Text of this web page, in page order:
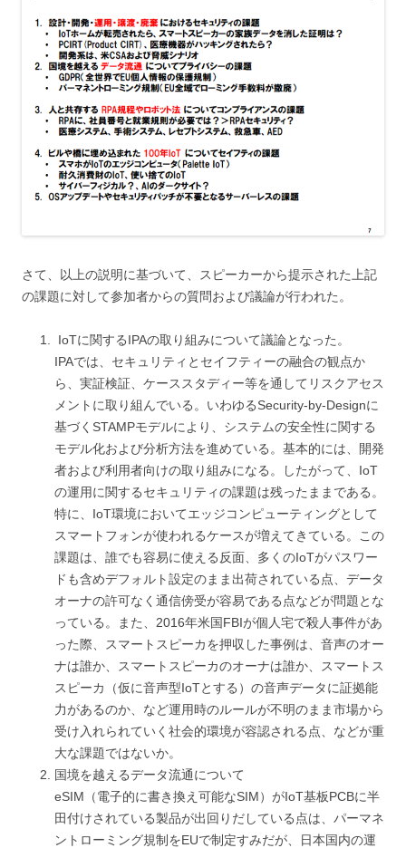
さて、以上の説明に基づいて、スピーカーから提示された上記
の課題に対して参加者からの質問および議論が行われた。
IoTに関するIPAの取り組みについて議論となった。
IPAでは、セキュリティとセイフティーの融合の観点か
ら、実証検証、ケーススタディー等を通してリスクアセス
メントに取り組んでいる。いわゆるSecurity-by-Designに
基づくSTAMPモデルにより、システムの安全性に関する
モデル化および分析方法を進めている。基本的には、開発
者および利用者向けの取り組みになる。したがって、IoT
の運用に関するセキュリティの課題は残ったままである。
特に、IoT環境においてエッジコンピューティングとして
スマートフォンが使われるケースが増えてきている。この
課題は、誰でも容易に使える反面、多くのIoTがパスワー
ドも含めデフォルト設定のまま出荷されている点、データ
オーナの許可なく通信傍受が容易である点などが問題とな
っている。また、2016年米国FBIが個人宅で殺人事件があ
った際、スマートスピーカを押収した事例は、音声のオー
ナは誰か、スマートスピーカのオーナは誰か、スマートス
スピーカ（仮に音声型IoTとする）の音声データに証拠能
力があるのか、など運用時のルールが不明のまま市場から
受け入れられていく社会的環境が容認される点、などが重
大な課題ではないか。
国境を越えるデータ流通について
eSIM（電子的に書き換え可能なSIM）がIoT基板PCBに半
田付けされている製品が出回りだしている点は、パーマネ
ントローミング規制をEUで制定すみだが、日本国内の運